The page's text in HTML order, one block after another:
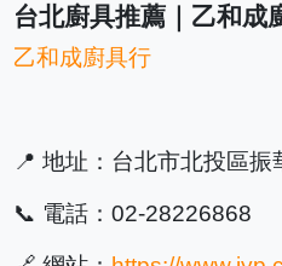
台北廚具推薦｜乙和成
乙和成廚具行
📍 地址：台北市北投區振
📞 電話：02-28226868